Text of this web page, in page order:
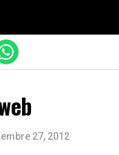
27, 2012